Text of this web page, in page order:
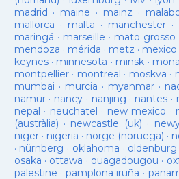
madrid · maine · mainz ·
mallorca · malta · manchester·
maringá · marseille · mato grosso
mendoza · mérida · metz · mexico
keynes· minnesota · minsk ·
montpellier· montreal · moskva ·
mumbai · murcia · myanmar·
namur· nancy · nanjing · nantes ·
nepal · neuchatel · new mexico ·
(austràlia) · newcastle (uk) ·
niger· nigeria · norge (noruega) ·
· nürnberg · oklahoma · oldenburg
osaka · ottawa · ouagadougou ·
palestine · pamplona iruña ·